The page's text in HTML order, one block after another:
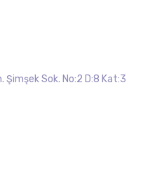
Şimşek Sok. No:2 D:8 Kat:3